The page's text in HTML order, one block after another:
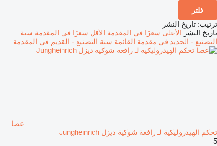
فلتر
ترتيب: تاريخ النشر
تاريخ النشر الأعلى سعرًا في المقدمة الأقل سعرًا في المقدمة سنة
التصنيع - الجديد في مقدمة القائمة سنة التصنيع - القديم في المقدمة
عصا
تحكم الهيدروليكية لـ رافعة شوكية ديزل Jungheinrich
5